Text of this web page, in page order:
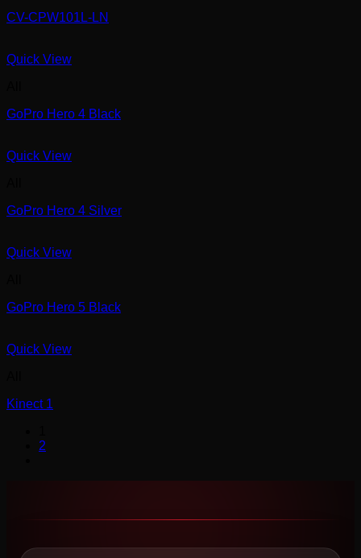
CV-CPW101L-LN
Quick View
GoPro Hero 4 Black
Quick View
GoPro Hero 4 Silver
Quick View
GoPro Hero 5 Black
Quick View
Kinect 1
2